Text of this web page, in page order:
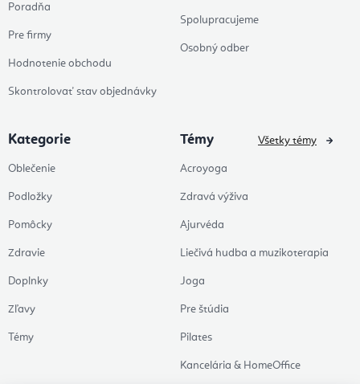
Poradňa
Pre firmy
Hodnotenie obchodu
Skontrolovať stav objednávky
Spolupracujeme
Osobný odber
Kategorie
Oblečenie
Podložky
Pomôcky
Zdravie
Doplnky
Zľavy
Témy
Témy
Acroyoga
Zdravá výživa
Ajurvéda
Liečivá hudba a muzikoterapia
Joga
Pre štúdia
Pilates
Kancelária & HomeOffice
Všetky témy